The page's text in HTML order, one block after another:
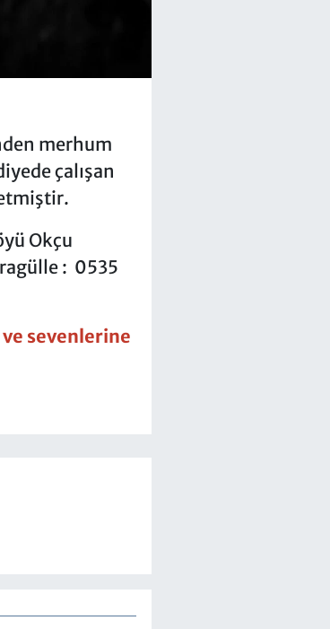
merhum
çalışan
Okçu
: 0535
sevenlerine